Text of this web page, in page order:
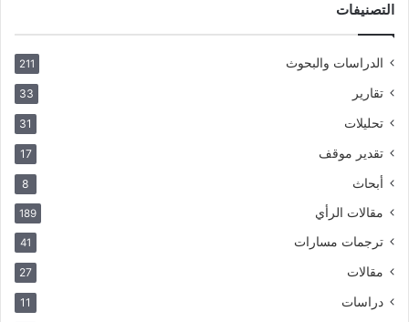
التصنيفات
الدراسات والبحوث 211
تقارير 33
تحليلات 31
تقدير موقف 17
أبحاث 8
مقالات الرأي 189
ترجمات مسارات 41
مقالات 27
دراسات 11